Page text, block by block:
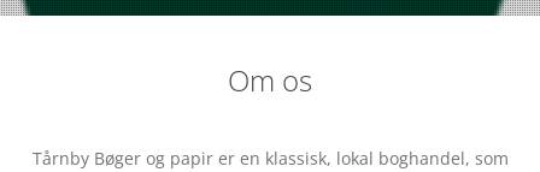
Om os
Tårnby Bøger og papir er en klassisk, lokal boghandel, som